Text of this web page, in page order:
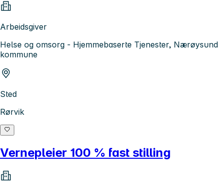
Arbeidsgiver
Helse og omsorg - Hjemmebaserte Tjenester, Nærøysund
kommune
Sted
Rørvik
Vernepleier 100 % fast stilling